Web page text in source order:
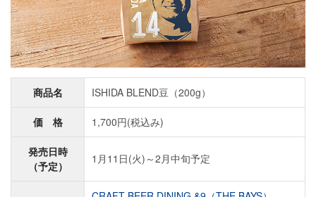
商品名 ISHIDA BLEND豆（200g）
価 格 1,700円(税込み)
発売日時
（予定）
1月11日(火)～2月中旬予定